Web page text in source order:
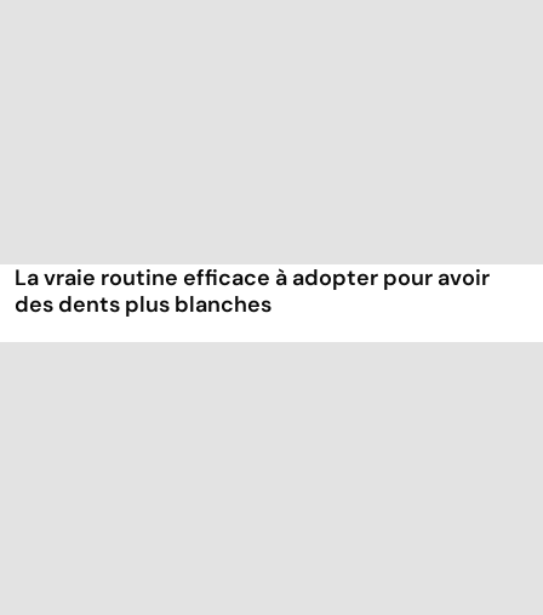
La vraie routine efficace à adopter pour avoir
des dents plus blanches